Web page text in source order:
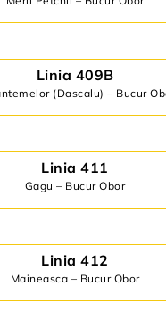
Linia 409B
(Dascalu) – Bucur
Linia 411
Gagu – Bucur Obor
Linia 412
Maineasca – Bucur Obor